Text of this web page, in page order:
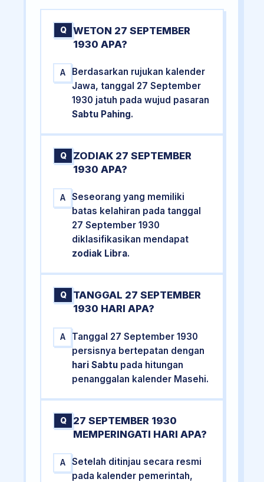
Q
WETON 27 SEPTEMBER
1930 APA?
A
Berdasarkan rujukan kalender
Jawa, tanggal 27 September
1930 jatuh pada wujud pasaran
Sabtu Pahing.
Q
ZODIAK 27 SEPTEMBER
1930 APA?
A
Seseorang yang memiliki
batas kelahiran pada tanggal
27 September 1930
diklasifikasikan mendapat
zodiak Libra.
Q
TANGGAL 27 SEPTEMBER
1930 HARI APA?
A
Tanggal 27 September 1930
persisnya bertepatan dengan
hari Sabtu pada hitungan
penanggalan kalender Masehi.
Q
27 SEPTEMBER 1930
MEMPERINGATI HARI APA?
A
Setelah ditinjau secara resmi
pada kalender pemerintah,